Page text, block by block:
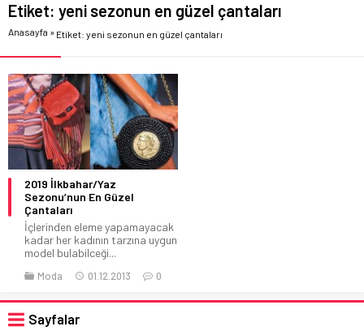
Etiket: yeni sezonun en güzel çantaları
Anasayfa » Etiket: yeni sezonun en güzel çantaları
2019 İlkbahar/Yaz
Sezonu’nun En Güzel
Çantaları
İçlerinden eleme yapamayacak
kadar her kadının tarzına uygun
model bulabilceği...
Moda 01.12.2013 0
Sayfalar